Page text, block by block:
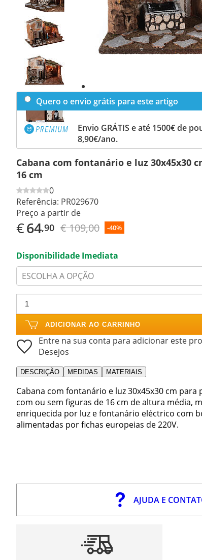
Previous
Next
slide
Quero o envio grátis para este artigo
Envio GRÁTIS e até 1500€ de
8,90€/ano.
Cabana com fontanário e luz 30x45x30
16 cm
0
Referência: PR029670
Preço a partir de
€64,90 € 109,00 -40%
Disponibilidade Imediata
ESCOLHA A OPÇÃO
ADICIONAR AO CARRINHO
Entre na sua conta para adicionar este
Desejos
DESCRIÇÃO MEDIDAS MATERIAIS
Cabana com fontanário e luz 30x45x30 cm
com ou sem figuras de 16 cm de altura média,
enriquecida por luz e fontanário eléctrico com
alimentadas por fichas europeias de 220V.
AJUDA E